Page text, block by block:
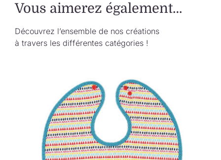
Vous aimerez également…
Découvrez l’ensemble de nos créations
à travers les différentes catégories !